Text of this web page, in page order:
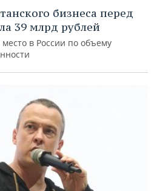
бизнеса перед
39 млрд рублей
в России по объему